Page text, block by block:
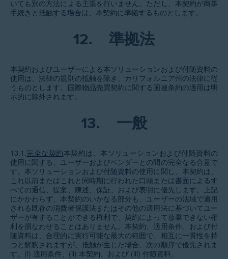
いても別の方法による主張を行いません。ただし、本契約が商事
手続きと抵触する場合は、本契約に準拠するものとします。
12. 準拠法
本契約およびユーザーによる本ソリューションおよび付随資料の
使用は、法律の規則の抵触を除き、カリフォルニア州の法律に従
うものとします。国際物品売買契約に関する国連条約の適用は明
示的に除外されます。
13. 一般
13.1.完全な契約本契約は、本ソリューションおよび付随資料の
使用に関する、ユーザーおよびベンダーとの間の完全なる合意で
す。本ソリューションおよび付随資料の使用に関し、本契約は、
これ以前またはこれと同時期に行われた口頭または書面によるす
べての通信、提案、陳述、保証、および表明に優先します。上記
にかかわらず、本契約のいかなる部分も、ユーザーの法域で適用
される既存の消費者保護法またはその他の適用法に基づいてユー
ザーが有することができる権利で、契約によって放棄できない権
利を損なわせることはありません。本契約、適用条件、および付
随資料は、合理的に実行可能な最大の範囲で、相互に一貫性を持
つと解釈されますが、抵触が生じた場合、次の順序で優先されま
す。(i) 適用条件、(ii) 本契約、および (iii) 付随資料。